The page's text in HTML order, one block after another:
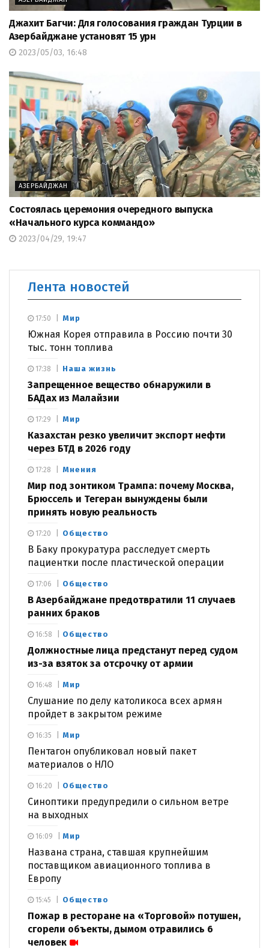
Джахит Багчи: Для голосования граждан Турции в
Азербайджане установят 15 урн
2023/05/03, 16:48
АЗЕРБАЙДЖАН
Состоялась церемония очередного выпуска
«Начального курса коммандо»
2023/04/29, 19:47
Лента новостей
Мир
Южная Корея отправила в Россию почти 30
тыс. тонн топлива
17:50
Наша жизнь
Запрещенное вещество обнаружили в
БАДах из Малайзии
17:38
Мир
Казахстан резко увеличит экспорт нефти
через БТД в 2026 году
17:29
Мнения
Мир под зонтиком Трампа: почему Москва,
Брюссель и Тегеран вынуждены были
принять новую реальность
17:28
Общество
В Баку прокуратура расследует смерть
пациентки после пластической операции
17:20
Общество
В Азербайджане предотвратили 11 случаев
ранних браков
17:06
Общество
Должностные лица предстанут перед судом
из-за взяток за отсрочку от армии
16:58
Мир
Слушание по делу католикоса всех армян
пройдет в закрытом режиме
16:48
Мир
Пентагон опубликовал новый пакет
материалов о НЛО
16:35
Общество
Синоптики предупредили о сильном ветре
на выходных
16:20
Мир
Названа страна, ставшая крупнейшим
поставщиком авиационного топлива в
Европу
16:09
Общество
Пожар в ресторане на «Торговой» потушен,
сгорели объекты, дымом отравились 6
человек
15:45